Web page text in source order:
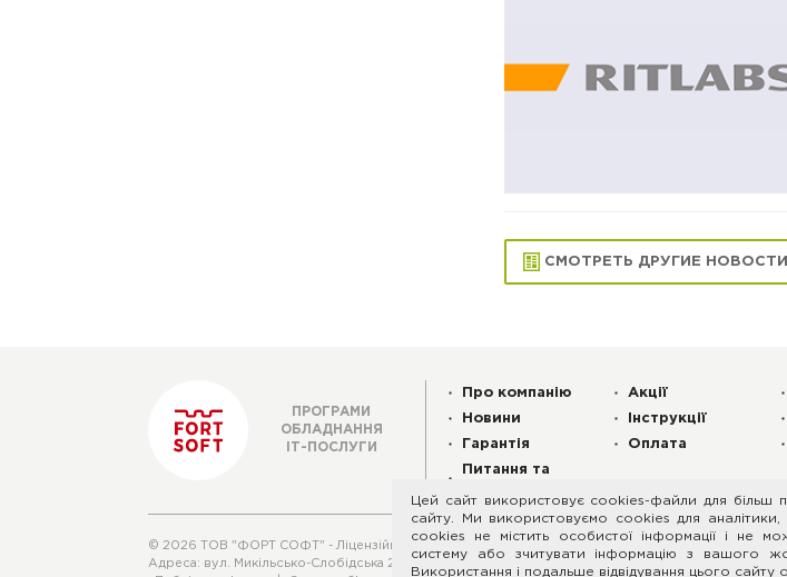
СМОТРЕТЬ ДРУГИЕ НОВОСТИ
ПРОГРАМИ
ОБЛАДНАННЯ
ІТ-ПОСЛУГИ
© 2026 ТОВ "ФОРТ СОФТ" - Ліцензійне програмне та апаратне забезпечення
Адреса: вул. Микільсько-Слобідська 2-Б, офіс 288, м. Київ, Україна, 02002
Про компанію Акції
Новини Інструкції
Гарантія Оплата
Питання та
Цей сайт використовує cookies-файли для більш
сайту. Ми використовуємо cookies для аналітики,
cookies не містить особистої інформації і не
систему або зчитувати інформацію з вашого
Використання і подальше відвідування цього